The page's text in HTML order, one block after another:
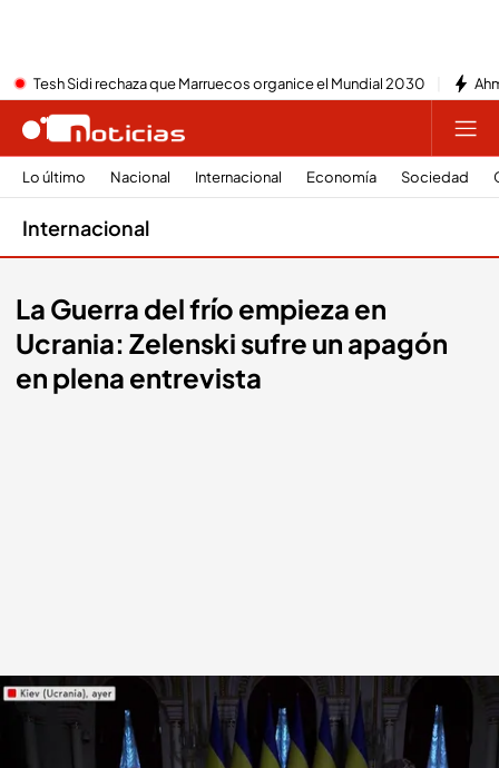
Tesh Sidi rechaza que Marruecos organice el Mundial 2030
Lo último Nacional Internacional Economía Sociedad
Internacional
La Guerra del frío empieza en
Ucrania: Zelenski sufre un apagón
en plena entrevista
Una imagen de Zelenski en pleno apagón en una entrevista con 'The
Cuatro